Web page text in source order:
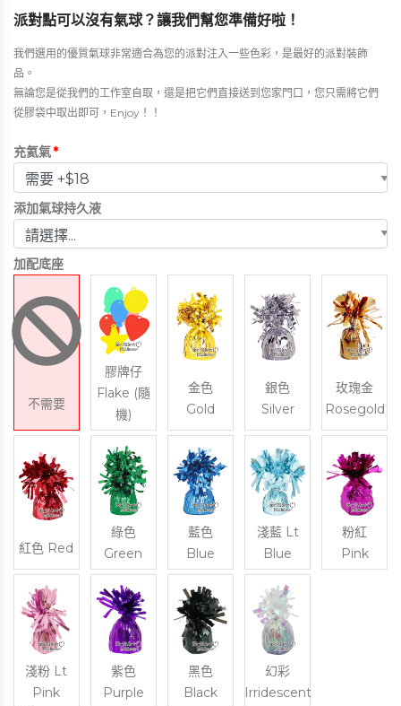
派對點可以沒有氣球？讓我們幫您準備好啦！
我們選用的優質氣球非常適合為您的派對注入一些色彩，是最好的派對裝飾
品。
無論您是從我們的工作室自取，還是把它們直接送到您家門口，您只需將它們
從膠袋中取出即可，Enjoy！！
充氦氣*
添加氣球持久液
加配底座
不需要
膠牌仔
Flake (隨
機)
金色
Gold
銀色
Silver
玫瑰金
Rosegold
紅色 Red
綠色
Green
藍色
Blue
淺藍 Lt
Blue
粉紅
Pink
淺粉 Lt
Pink
紫色
Purple
黑色
Black
幻彩
Irridescent